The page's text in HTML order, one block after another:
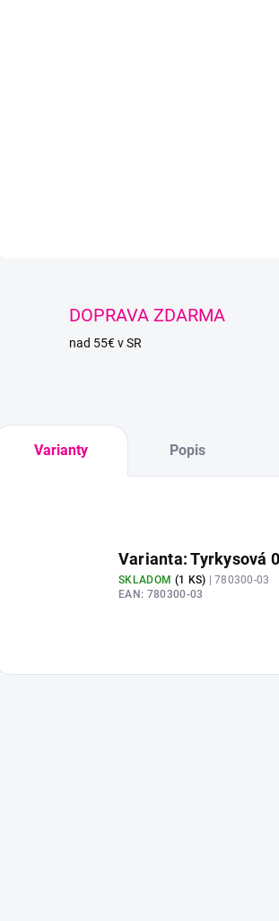
DOPRAVA ZDARMA
nad 55€ v SR
Varianty Popis
Varianta: Tyrkysová
SKLADOM (1 KS) | 780300-03
EAN: 780300-03